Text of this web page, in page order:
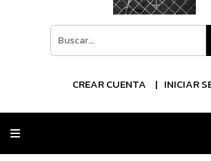
CREAR CUENTA INICIAR